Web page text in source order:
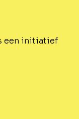
een initiatief